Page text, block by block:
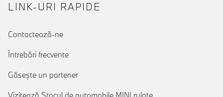
LINK-URI RAPIDE
Contactează-ne
Întrebări frecvente
Găseşte un partener